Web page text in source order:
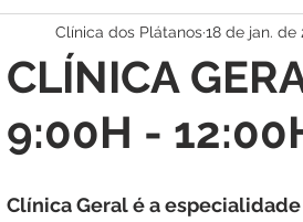
CLÍNICA
9:00H -
Clínica dos Plátanos18 de jan. de
Clínica Geral é a